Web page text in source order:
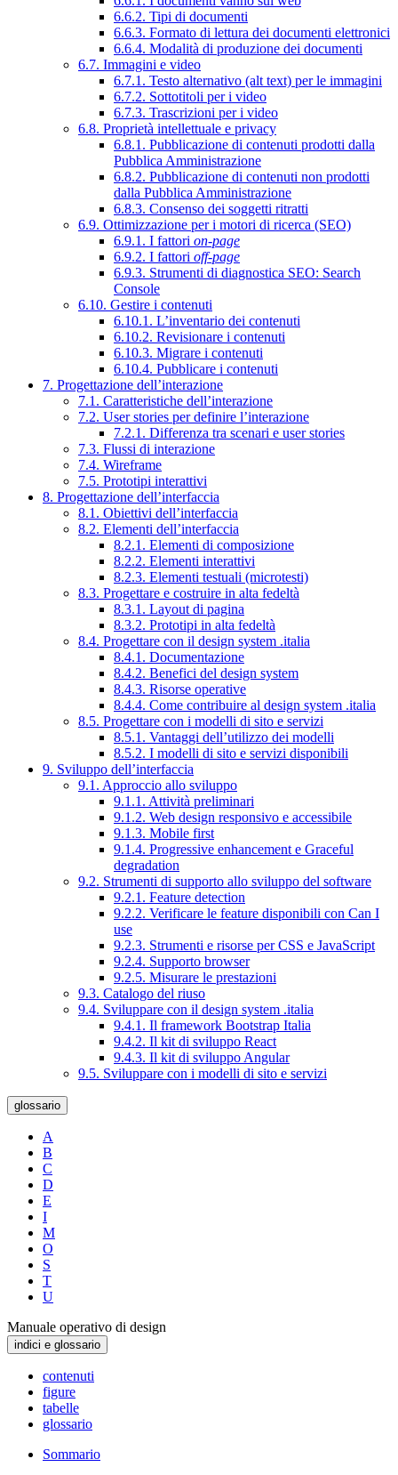
6.6.2. Tipi di documenti
6.6.3. Formato di lettura dei documenti elettronici
6.6.4. Modalità di produzione dei documenti
6.7. Immagini e video
6.7.1. Testo alternativo (alt text) per le immagini
6.7.2. Sottotitoli per i video
6.7.3. Trascrizioni per i video
6.8. Proprietà intellettuale e privacy
6.8.1. Pubblicazione di contenuti prodotti dalla
Pubblica Amministrazione
6.8.2. Pubblicazione di contenuti non prodotti
dalla Pubblica Amministrazione
6.8.3. Consenso dei soggetti ritratti
6.9. Ottimizzazione per i motori di ricerca (SEO)
6.9.1. I fattori on-page
6.9.2. I fattori off-page
6.9.3. Strumenti di diagnostica SEO: Search
Console
6.10. Gestire i contenuti
6.10.1. L’inventario dei contenuti
6.10.2. Revisionare i contenuti
6.10.3. Migrare i contenuti
6.10.4. Pubblicare i contenuti
7. Progettazione dell’interazione
7.1. Caratteristiche dell’interazione
7.2. User stories per definire l’interazione
7.2.1. Differenza tra scenari e user stories
7.3. Flussi di interazione
7.4. Wireframe
7.5. Prototipi interattivi
8. Progettazione dell’interfaccia
8.1. Obiettivi dell’interfaccia
8.2. Elementi dell’interfaccia
8.2.1. Elementi di composizione
8.2.2. Elementi interattivi
8.2.3. Elementi testuali (microtesti)
8.3. Progettare e costruire in alta fedeltà
8.3.1. Layout di pagina
8.3.2. Prototipi in alta fedeltà
8.4. Progettare con il design system .italia
8.4.1. Documentazione
8.4.2. Benefici del design system
8.4.3. Risorse operative
8.4.4. Come contribuire al design system .italia
8.5. Progettare con i modelli di sito e servizi
8.5.1. Vantaggi dell’utilizzo dei modelli
8.5.2. I modelli di sito e servizi disponibili
9. Sviluppo dell’interfaccia
9.1. Approccio allo sviluppo
9.1.1. Attività preliminari
9.1.2. Web design responsivo e accessibile
9.1.3. Mobile first
9.1.4. Progressive enhancement e Graceful
degradation
9.2. Strumenti di supporto allo sviluppo del software
9.2.1. Feature detection
9.2.2. Verificare le feature disponibili con Can I
use
9.2.3. Strumenti e risorse per CSS e JavaScript
9.2.4. Supporto browser
9.2.5. Misurare le prestazioni
9.3. Catalogo del riuso
9.4. Sviluppare con il design system .italia
9.4.1. Il framework Bootstrap Italia
9.4.2. Il kit di sviluppo React
9.4.3. Il kit di sviluppo Angular
9.5. Sviluppare con i modelli di sito e servizi
glossario
A
B
C
D
E
I
M
O
S
T
U
Manuale operativo di design
indici e glossario
contenuti
figure
tabelle
glossario
Sommario